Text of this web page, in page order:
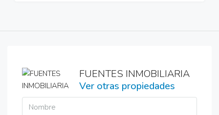
FUENTES INMOBILIARIA
Ver otras propiedades